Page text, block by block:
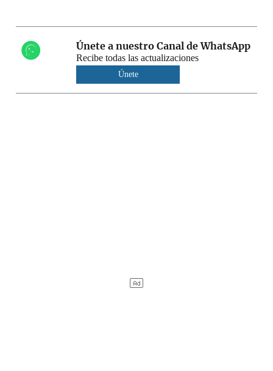
Únete a nuestro Canal de WhatsApp
Recibe todas las actualizaciones
Únete